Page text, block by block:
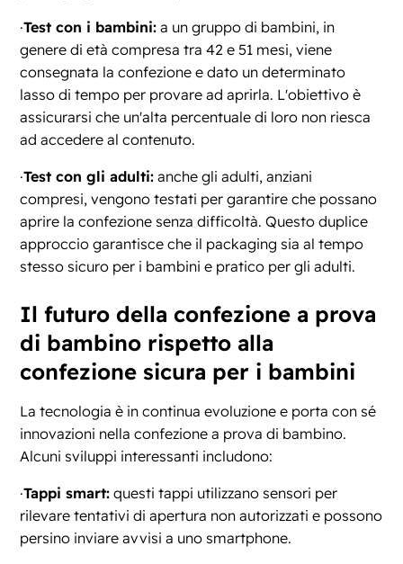
·Test con i bambini: a un gruppo di bambini, in
genere di età compresa tra 42 e 51 mesi, viene
consegnata la confezione e dato un determinato
lasso di tempo per provare ad aprirla. L'obiettivo è
assicurarsi che un'alta percentuale di loro non riesca
ad accedere al contenuto.
·Test con gli adulti: anche gli adulti, anziani
compresi, vengono testati per garantire che possano
aprire la confezione senza difficoltà. Questo duplice
approccio garantisce che il packaging sia al tempo
stesso sicuro per i bambini e pratico per gli adulti.
Il futuro della confezione a prova
di bambino rispetto alla
confezione sicura per i bambini
La tecnologia è in continua evoluzione e porta con sé
innovazioni nella confezione a prova di bambino.
Alcuni sviluppi interessanti includono:
·Tappi smart: questi tappi utilizzano sensori per
rilevare tentativi di apertura non autorizzati e possono
persino inviare avvisi a uno smartphone.